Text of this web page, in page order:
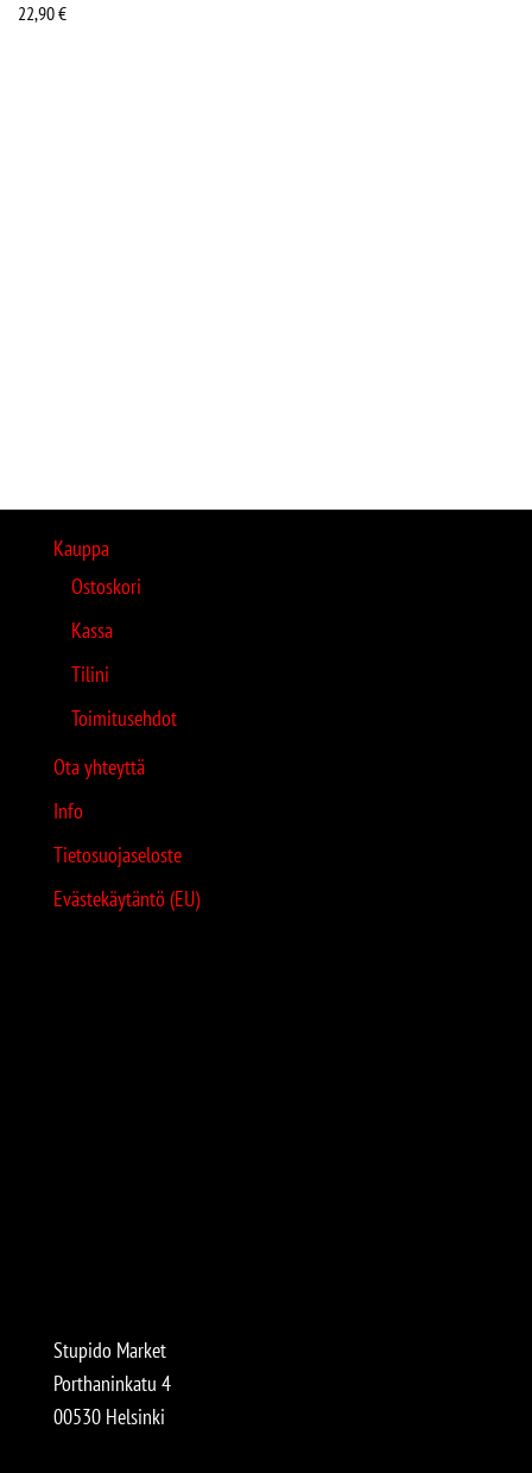
22,90€
Kauppa
Ostoskori
Kassa
Tilini
Toimitusehdot
Ota yhteyttä
Info
Tietosuojaseloste
Evästekäytäntö (EU)
Stupido Market
Porthaninkatu 4
00530 Helsinki